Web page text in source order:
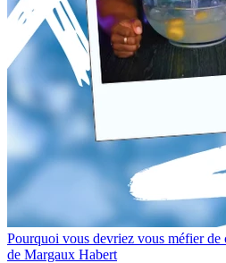
Pourquoi vous devriez vous méfier de
de Margaux Habert